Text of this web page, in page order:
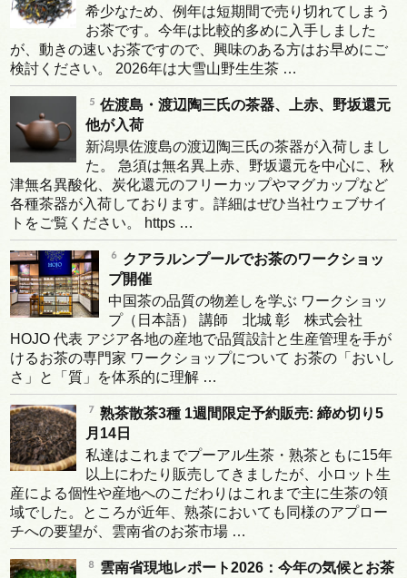
希少なため、例年は短期間で売り切れてしまう
お茶です。今年は比較的多めに入手しました
が、動きの速いお茶ですので、興味のある方はお早めにご
検討ください。 2026年は大雪山野生生茶 …
佐渡島・渡辺陶三氏の茶器、上赤、野坂還元
他が入荷
新潟県佐渡島の渡辺陶三氏の茶器が入荷しまし
た。 急須は無名異上赤、野坂還元を中心に、秋
津無名異酸化、炭化還元のフリーカップやマグカップなど
各種茶器が入荷しております。詳細はぜひ当社ウェブサイ
トをご覧ください。 https …
クアラルンプールでお茶のワークショッ
プ開催
中国茶の品質の物差しを学ぶ ワークショッ
プ（日本語） 講師 北城 彰 株式会社
HOJO 代表 アジア各地の産地で品質設計と生産管理を手が
けるお茶の専門家 ワークショップについて お茶の「おいし
さ」と「質」を体系的に理解 …
熟茶散茶3種 1週間限定予約販売: 締め切り5
月14日
私達はこれまでプーアル生茶・熟茶ともに15年
以上にわたり販売してきましたが、小ロット生
産による個性や産地へのこだわりはこれまで主に生茶の領
域でした。ところが近年、熟茶においても同様のアプロー
チへの要望が、雲南省のお茶市場 …
雲南省現地レポート2026：今年の気候とお茶